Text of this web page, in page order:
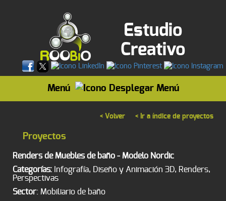
Estudio
Creativo
Menú
< Volver < Ir a índice de proyectos
Proyectos
Renders de Muebles de baño - Modelo Nordic
Categorías: Infografía, Diseño y Animación 3D, Renders,
Perspectivas
Sector: Mobiliario de baño